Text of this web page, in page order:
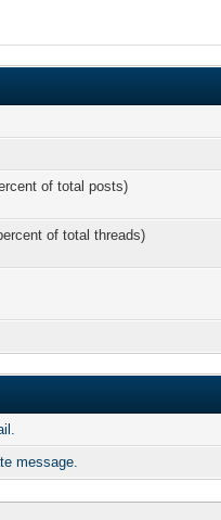
of total posts)
of total threads)
message.